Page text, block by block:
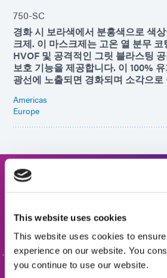
This website uses cookies
This website uses cookies to
experience on our website. You
you continue to use our website.
750-SC
경화 시 보라색에서 분홍색으로 색
크제. 이 마스크제는 고온 열 분무
HVOF 및 공격적인 그릿 블라스팅
보호 기능을 제공합니다. 이 100%
광선에 노출되면 경화되며 소각으로
Americas
Europe
도움이 필요하세요
사용하세요.
당사의 공식화된 제품 파인더를 사
찾으세요. 자세히 알아보거나 궁금한
희에게 문의하세요. 여러분의 의